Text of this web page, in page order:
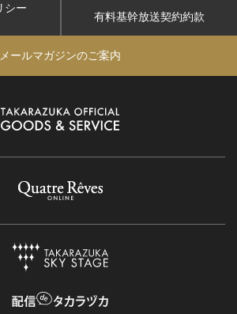
シー
有料基幹放送契約約款
メールマガジンのご案内